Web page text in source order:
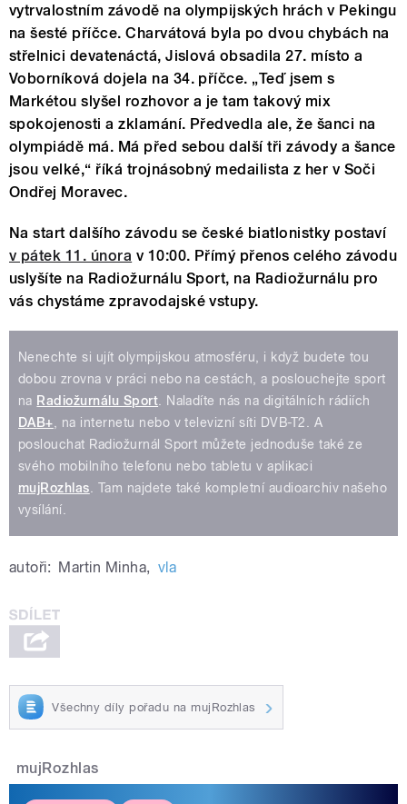
vytrvalostním závodě na olympijských hrách v Pekingu
na šesté příčce. Charvátová byla po dvou chybách na
střelnici devatenáctá, Jislová obsadila 27. místo a
Voborníková dojela na 34. příčce. „Teď jsem s
Markétou slyšel rozhovor a je tam takový mix
spokojenosti a zklamání. Předvedla ale, že šanci na
olympiádě má. Má před sebou další tři závody a šance
jsou velké,“ říká trojnásobný medailista z her v Soči
Ondřej Moravec.
Na start dalšího závodu se české biatlonistky postaví
v pátek 11. února v 10:00. Přímý přenos celého závodu
uslyšíte na Radiožurnálu Sport, na Radiožurnálu pro
vás chystáme zpravodajské vstupy.
Nenechte si ujít olympijskou atmosféru, i když budete tou
dobou zrovna v práci nebo na cestách, a poslouchejte sport
na Radiožurnálu Sport . Naladíte nás na digitálních rádiích
DAB+ , na internetu nebo v televizní síti DVB-T2. A
poslouchat Radiožurnál Sport můžete jednoduše také ze
svého mobilního telefonu nebo tabletu v aplikaci
mujRozhlas . Tam najdete také kompletní audioarchiv našeho
vysílání.
autoři: Martin Minha, vla
Všechny díly pořadu na mujRozhlas
mujRozhlas